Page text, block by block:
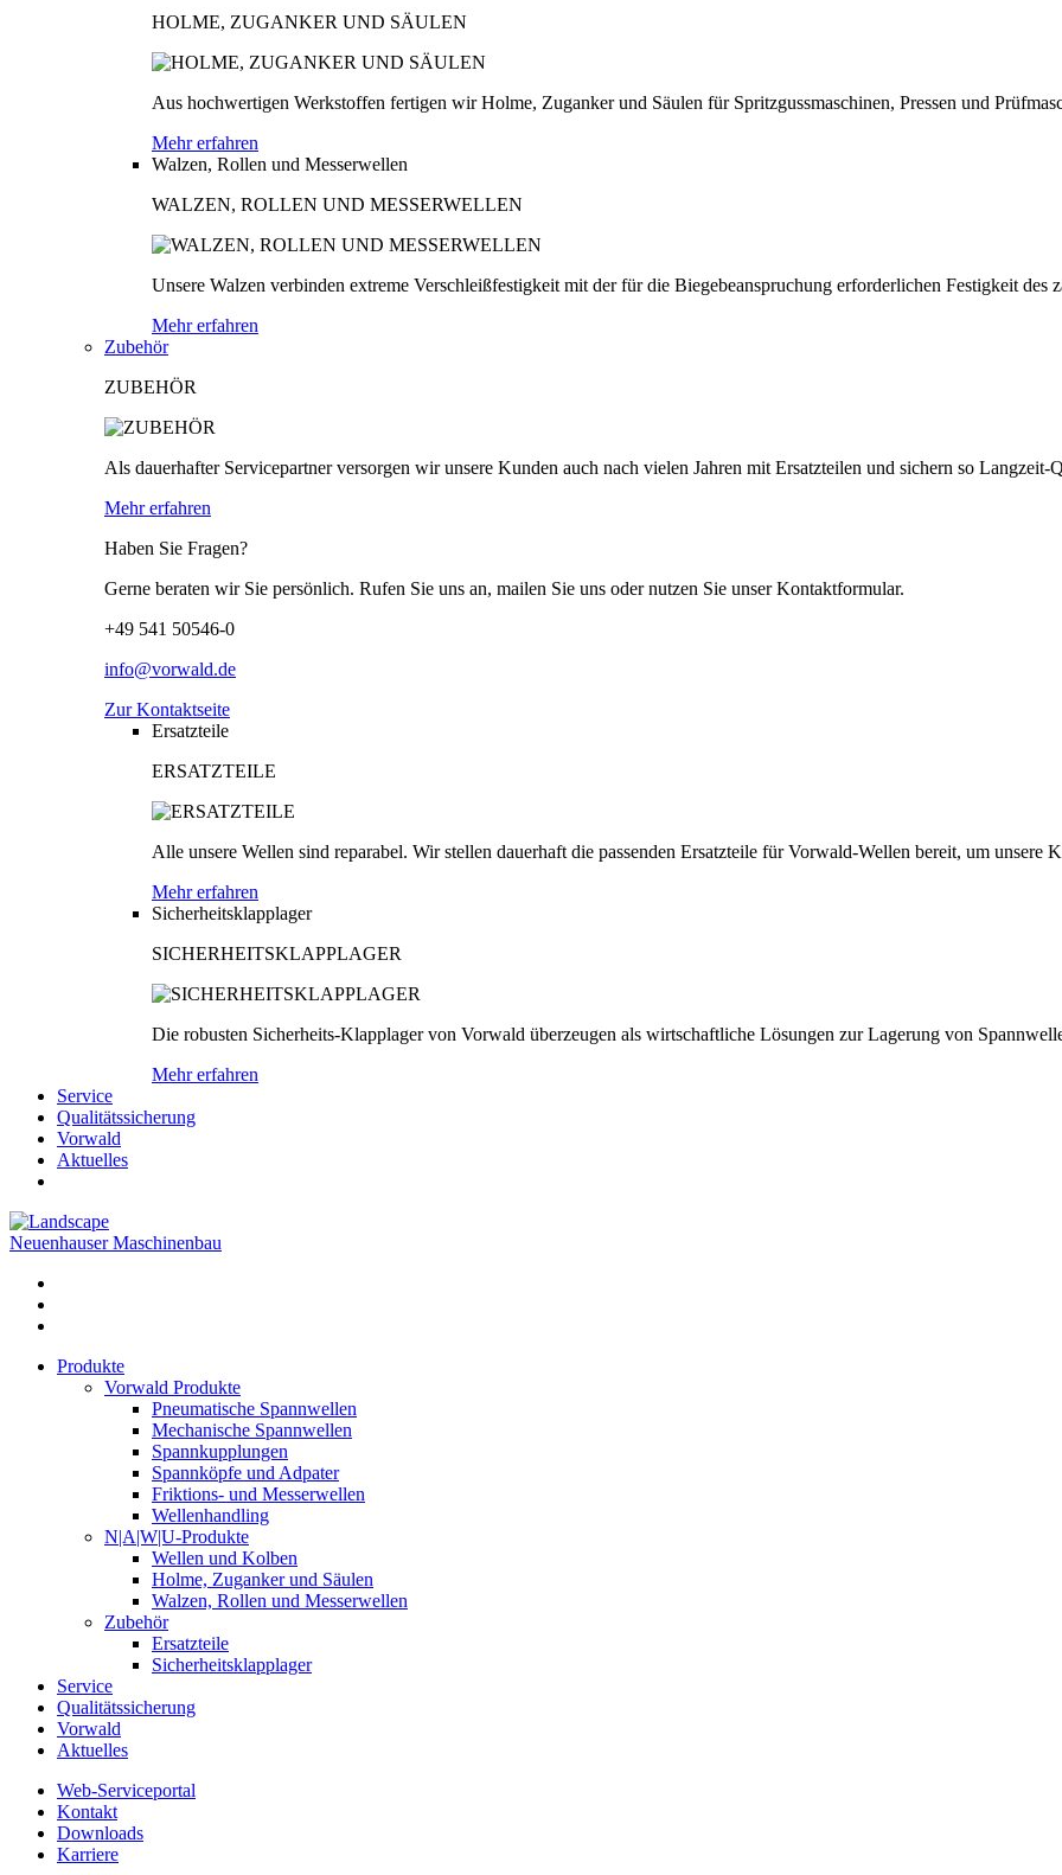
HOLME, ZUGANKER UND SÄULEN
Aus hochwertigen Werkstoffen fertigen wir Holme, Zuganker und Säulen für Spritzgussmaschinen, Pressen und
Mehr erfahren
Walzen, Rollen und Messerwellen
WALZEN, ROLLEN UND MESSERWELLEN
Unsere Walzen verbinden extreme Verschleißfestigkeit mit der für die Biegebeanspruchung erforderlichen Festigkeit des
Mehr erfahren
Zubehör
ZUBEHÖR
Als dauerhafter Servicepartner versorgen wir unsere Kunden auch nach vielen Jahren mit Ersatzteilen und sichern so Langzeit-
Mehr erfahren
Haben Sie Fragen?
Gerne beraten wir Sie persönlich. Rufen Sie uns an, mailen Sie uns oder nutzen Sie unser Kontaktformular.
+49 541 50546-0
info@vorwald.de
Zur Kontaktseite
Ersatzteile
ERSATZTEILE
Alle unsere Wellen sind reparabel. Wir stellen dauerhaft die passenden Ersatzteile für Vorwald-Wellen bereit, um unsere
Mehr erfahren
Sicherheitsklapplager
SICHERHEITSKLAPPLAGER
Die robusten Sicherheits-Klapplager von Vorwald überzeugen als wirtschaftliche Lösungen zur Lagerung von
Mehr erfahren
Service
Qualitätssicherung
Vorwald
Aktuelles
Neuenhauser Maschinenbau
Produkte
Vorwald Produkte
Pneumatische Spannwellen
Mechanische Spannwellen
Spannkupplungen
Spannköpfe und Adpater
Friktions- und Messerwellen
Wellenhandling
N|A|W|U-Produkte
Wellen und Kolben
Holme, Zuganker und Säulen
Walzen, Rollen und Messerwellen
Zubehör
Ersatzteile
Sicherheitsklapplager
Service
Qualitätssicherung
Vorwald
Aktuelles
Web-Serviceportal
Kontakt
Downloads
Karriere